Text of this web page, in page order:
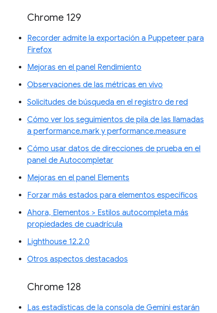
Chrome 129
Recorder admite la exportación a Puppeteer para
Firefox
Mejoras en el panel Rendimiento
Observaciones de las métricas en vivo
Solicitudes de búsqueda en el registro de red
Cómo ver los seguimientos de pila de las llamadas
a performance.mark y performance.measure
Cómo usar datos de direcciones de prueba en el
panel de Autocompletar
Mejoras en el panel Elements
Forzar más estados para elementos específicos
Ahora, Elementos > Estilos autocompleta más
propiedades de cuadrícula
Lighthouse 12.2.0
Otros aspectos destacados
Chrome 128
Las estadísticas de la consola de Gemini estarán